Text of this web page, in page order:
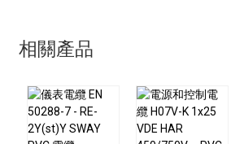
電纜廣泛應用於石油和天然氣行業，因
是該行業作業的固有特徵。這些電纜用
控制訊號。電纜的耐火性能可有效防止
從而保護人員和關鍵基礎設施免受火災
而且， 雲母/交聯聚乙烯/OS/低菸無鹵
相關產品